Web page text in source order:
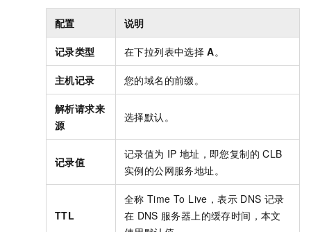
配置 说明
记录类型 在下拉列表中选择 A。
主机记录 您的域名的前缀。
解析请求来
源
选择默认。
记录值
记录值为 IP 地址，即您复制的 CLB
实例的公网服务地址。
TTL
全称 Time To Live，表示 DNS 记录
在 DNS 服务器上的缓存时间，本文